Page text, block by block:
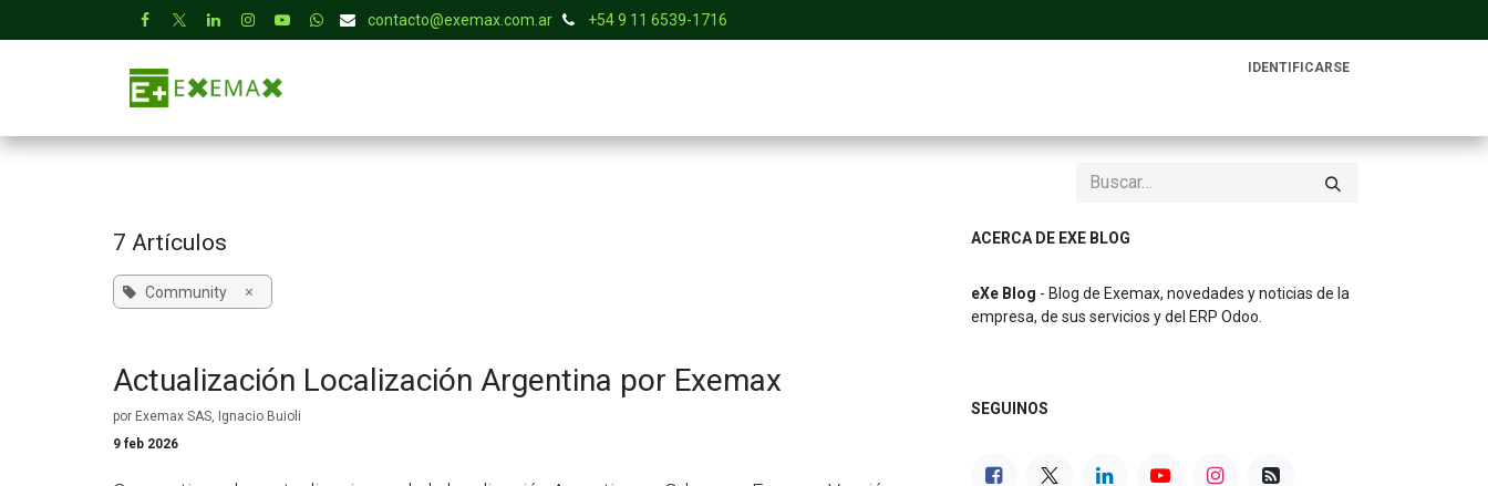
contacto@exemax.com.ar +54 9 11 6539-1716
IDENTIFICARSE
7 Artículos
Community ×
Actualización Localización Argentina por Exemax
por Exemax SAS, Ignacio Buioli
9 feb 2026
ACERCA DE EXE BLOG
eXe Blog - Blog de Exemax, novedades y noticias de la
empresa, de sus servicios y del ERP Odoo.
SEGUINOS